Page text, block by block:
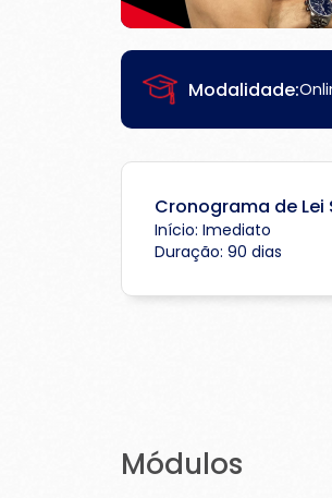
Modalidade:
Cronograma de Lei
Início: Imediato
Duração: 90 dias
Módulos